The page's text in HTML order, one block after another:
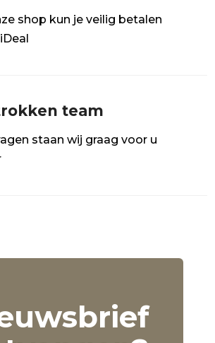
shop kun je veilig betalen
team
staan wij graag voor u